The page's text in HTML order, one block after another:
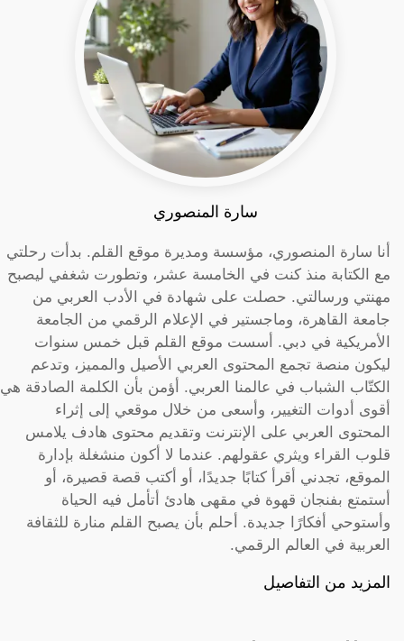
سارة المنصوري
أنا سارة المنصوري، مؤسسة ومديرة موقع القلم. بدأت رحلتي
مع الكتابة منذ كنت في الخامسة عشر، وتطورت شغفي ليصبح
مهنتي ورسالتي. حصلت على شهادة في الأدب العربي من
جامعة القاهرة، وماجستير في الإعلام الرقمي من الجامعة
الأمريكية في دبي. أسست موقع القلم قبل خمس سنوات
ليكون منصة تجمع المحتوى العربي الأصيل والمميز، وتدعم
الكتّاب الشباب في عالمنا العربي. أؤمن بأن الكلمة الصادقة هي
أقوى أدوات التغيير، وأسعى من خلال موقعي إلى إثراء
المحتوى العربي على الإنترنت وتقديم محتوى هادف يلامس
قلوب القراء ويثري عقولهم. عندما لا أكون منشغلة بإدارة
الموقع، تجدني أقرأ كتابًا جديدًا، أو أكتب قصة قصيرة، أو
أستمتع بفنجان قهوة في مقهى هادئ أتأمل فيه الحياة
وأستوحي أفكارًا جديدة. أحلم بأن يصبح القلم منارة للثقافة
العربية في العالم الرقمي.
المزيد من التفاصيل